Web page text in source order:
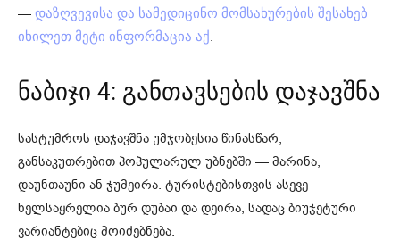
— დაზღვევისა და სამედიცინო მომსახურების შესახებ
იხილეთ მეტი ინფორმაცია აქ.
ნაბიჯი 4: განთავსების დაჯავშნა
სასტუმროს დაჯავშნა უმჯობესია წინასწარ,
განსაკუთრებით პოპულარულ უბნებში — მარინა,
დაუნთაუნი ან ჯუმეირა. ტურისტებისთვის ასევე
ხელსაყრელია ბურ დუბაი და დეირა, სადაც ბიუჯეტური
ვარიანტებიც მოიძებნება.